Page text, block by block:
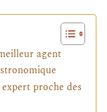
agent
proche des